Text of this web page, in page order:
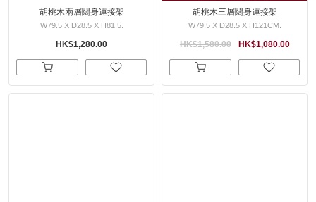
胡桃木兩層闊身連接架
W79.5 X D28.5 X H81.5.
HK$1,280.00
胡桃木三層闊身連接架
W79.5 X D28.5 X H121CM.
HK$1,080.00
HK$1,580.00